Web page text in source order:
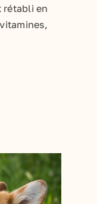
rétabli en